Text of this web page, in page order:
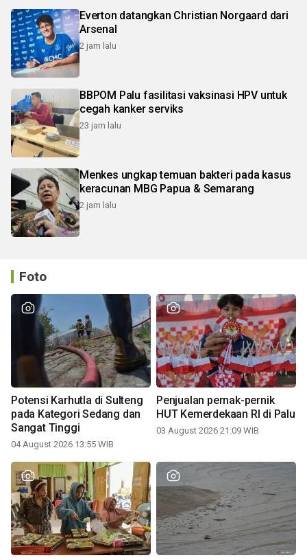
Everton datangkan Christian Norgaard dari
Arsenal
2 jam lalu
BBPOM Palu fasilitasi vaksinasi HPV untuk
cegah kanker serviks
23 jam lalu
Menkes ungkap temuan bakteri pada kasus
keracunan MBG Papua & Semarang
2 jam lalu
Foto
Potensi Karhutla di Sulteng
pada Kategori Sedang dan
Sangat Tinggi
04 August 2026 13:55 WIB
Penjualan pernak-pernik
HUT Kemerdekaan RI di Palu
03 August 2026 21:09 WIB